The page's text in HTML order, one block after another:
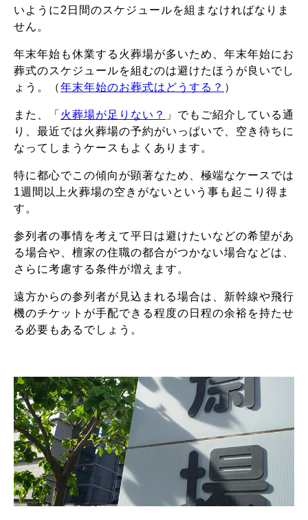
いように2日間のスケジュールを組まなければなりま
せん。
年末年始も休業する火葬場が多いため、年末年始にお
葬式のスケジュールを組むのは避けたほうが良いでし
ょう。（年末年始のお葬式はどうする？ ）
また、「 火葬場が足りない？ 」でもご紹介している通
り、最近では火葬場の予約がいっぱいで、空き待ちに
なってしまうケースもよくあります。
特に都心でこの傾向が顕著なため、極端なケースでは
1週間以上火葬場の空きがないという事も起こり得ま
す。
参列者の事情を考えて平日は避けたいなどの希望があ
る場合や、檀家の住職の都合がつかない場合などは、
さらに考慮する条件が増えます。
遠方からの参列者が見込まれる場合は、新幹線や飛行
機のチケットが手配できる程度の日程の余裕を持たせ
る必要もあるでしょう。